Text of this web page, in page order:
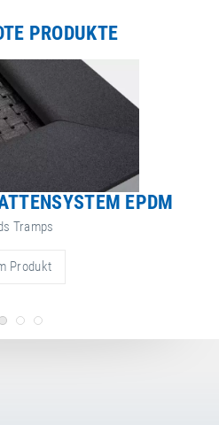
PRODUKTE
EPDM
Tramps
Produkt